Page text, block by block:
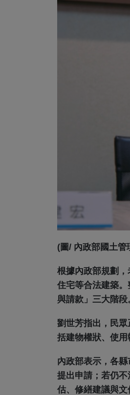
(圖/ 內政部國土管
根據內政部規劃
住宅等合法建築
與請款」三大階段
劉世芳指出，民
括建物權狀、使用
內政部表示，各
提出申請；若仍
估、修繕建議與文